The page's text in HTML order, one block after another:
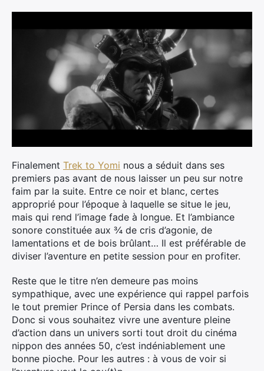
Finalement Trek to Yomi nous a séduit dans ses
premiers pas avant de nous laisser un peu sur notre
faim par la suite. Entre ce noir et blanc, certes
approprié pour l’époque à laquelle se situe le jeu,
mais qui rend l’image fade à longue. Et l’ambiance
sonore constituée aux ¾ de cris d’agonie, de
lamentations et de bois brûlant… Il est préférable de
diviser l’aventure en petite session pour en profiter.
Reste que le titre n’en demeure pas moins
sympathique, avec une expérience qui rappel parfois
le tout premier Prince of Persia dans les combats.
Donc si vous souhaitez vivre une aventure pleine
d’action dans un univers sorti tout droit du cinéma
nippon des années 50, c’est indéniablement une
bonne pioche. Pour les autres : à vous de voir si